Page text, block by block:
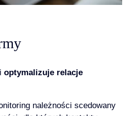
optymalizuje relacje
należności scedowany